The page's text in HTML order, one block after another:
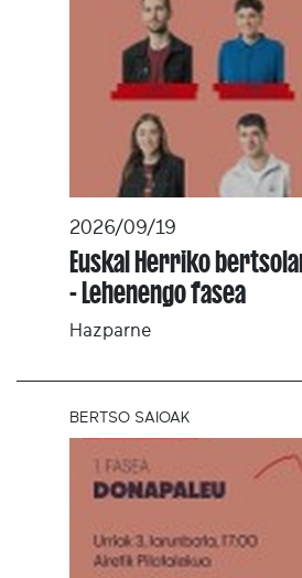
2026/09/19
Euskal Herriko
- Lehenengo fasea
Hazparne
BERTSO SAIOAK